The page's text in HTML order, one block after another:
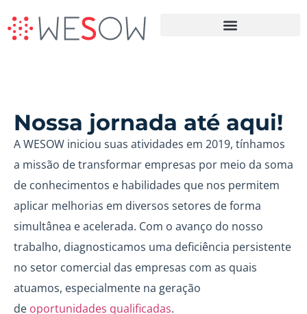
Nossa jornada até aqui!
A WESOW iniciou suas atividades em 2019, tínhamos
a missão de transformar empresas por meio da soma
de conhecimentos e habilidades que nos permitem
aplicar melhorias em diversos setores de forma
simultânea e acelerada. Com o avanço do nosso
trabalho, diagnosticamos uma deficiência persistente
no setor comercial das empresas com as quais
atuamos, especialmente na geração
de oportunidades qualificadas.